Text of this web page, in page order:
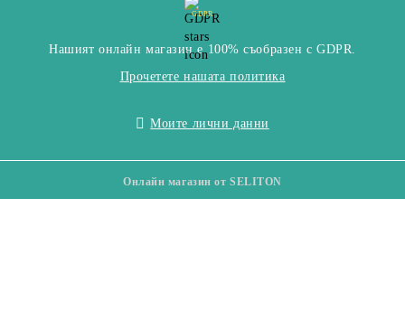
GDPR
Нашият онлайн магазин е 100% съобразен с GDPR.
Прочетете нашата политика
Моите лични данни
Онлайн магазин от SELITON